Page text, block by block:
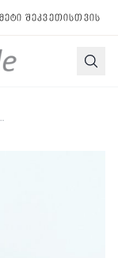
შეკვეთისთვის
– დატენიანება და დაცვა